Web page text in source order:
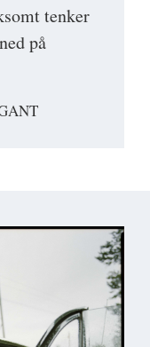
tenker
på